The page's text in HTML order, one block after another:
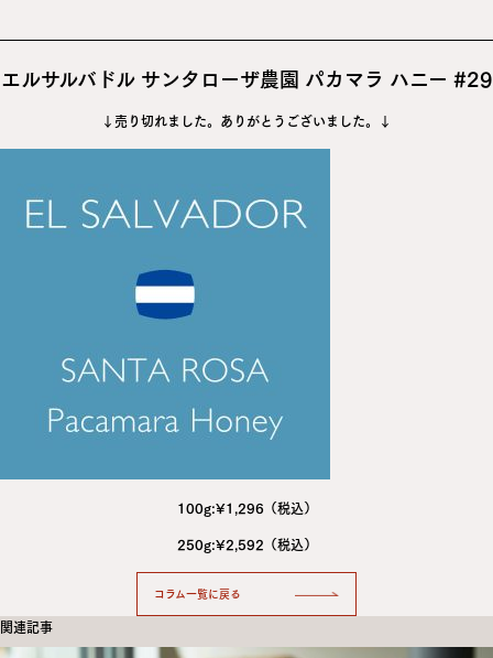
エルサルバドル サンタローザ農園 パカマラ ハニー #29
↓売り切れました。ありがとうございました。↓
100g:¥1,296（税込）
250g:¥2,592（税込）
コラム一覧に戻る
関連記事